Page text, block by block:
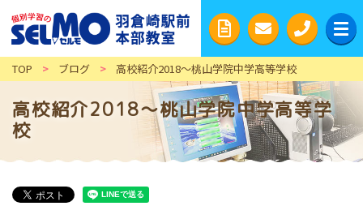
TOP > ブログ > 高校紹介2018～桃山学院中学高等学校
高校紹介2018～桃山学院中学高等学
校